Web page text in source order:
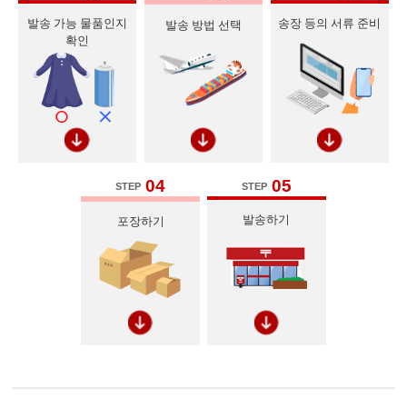
발송 가능 물품인지
확인
발송 방법 선택 송장 등의 서류 준비
STEP 04
포장하기
STEP 05
발송하기